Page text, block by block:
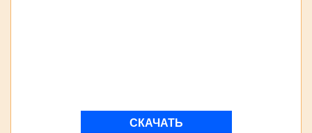
СКАЧАТЬ